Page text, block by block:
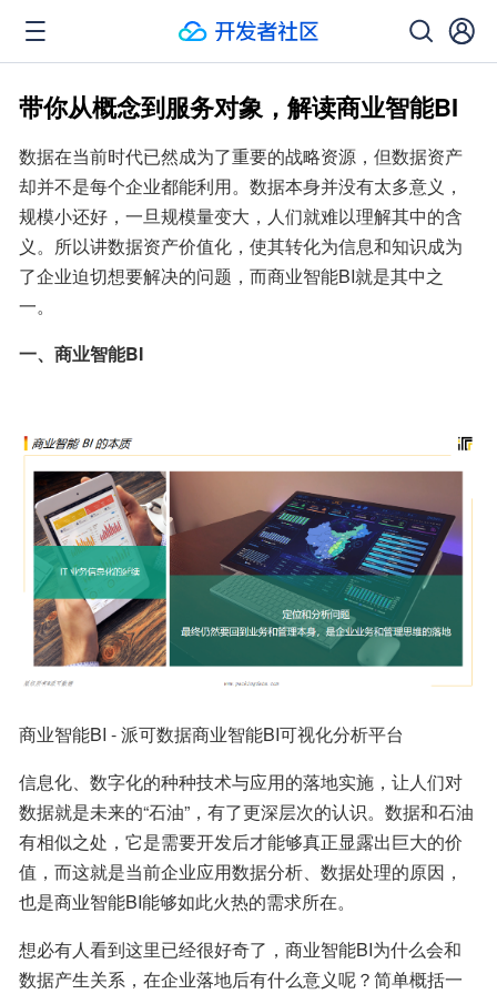
带你从概念到服务对象，解读商业智能BI
数据在当前时代已然成为了重要的战略资源，但数据资产
却并不是每个企业都能利用。数据本身并没有太多意义，
规模小还好，一旦规模量变大，人们就难以理解其中的含
义。所以讲数据资产价值化，使其转化为信息和知识成为
了企业迫切想要解决的问题，而商业智能BI就是其中之
一。
一、商业智能BI
商业智能BI - 派可数据商业智能BI可视化分析平台
信息化、数字化的种种技术与应用的落地实施，让人们对
数据就是未来的“石油”，有了更深层次的认识。数据和石油
有相似之处，它是需要开发后才能够真正显露出巨大的价
值，而这就是当前企业应用数据分析、数据处理的原因，
也是商业智能BI能够如此火热的需求所在。
想必有人看到这里已经很好奇了，商业智能BI为什么会和
数据产生关系，在企业落地后有什么意义呢？简单概括一